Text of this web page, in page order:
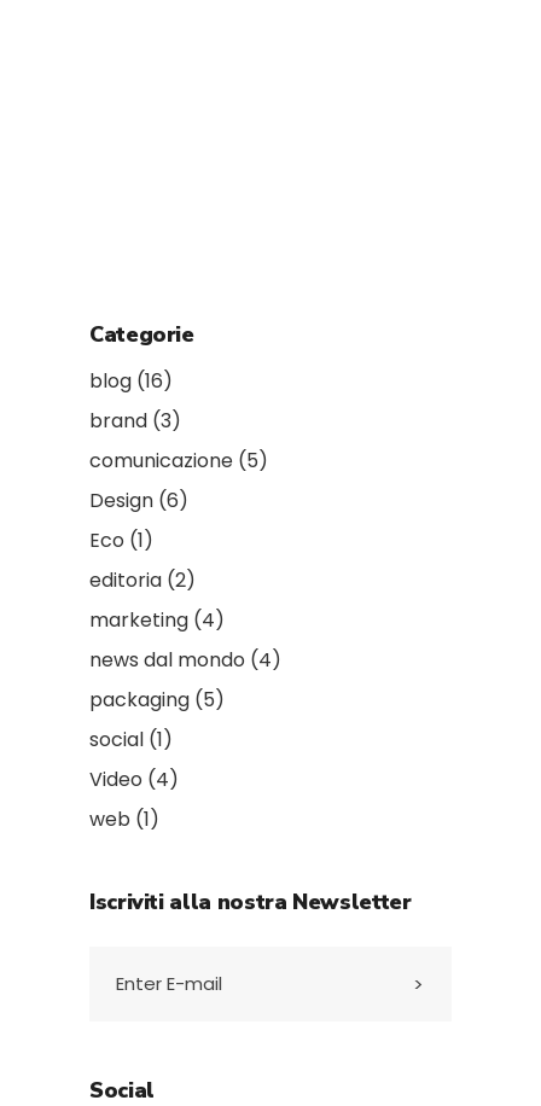
Categorie
blog (16)
brand (3)
comunicazione (5)
Design (6)
Eco (1)
editoria (2)
marketing (4)
news dal mondo (4)
packaging (5)
social (1)
Video (4)
web (1)
Iscriviti alla nostra Newsletter
Social